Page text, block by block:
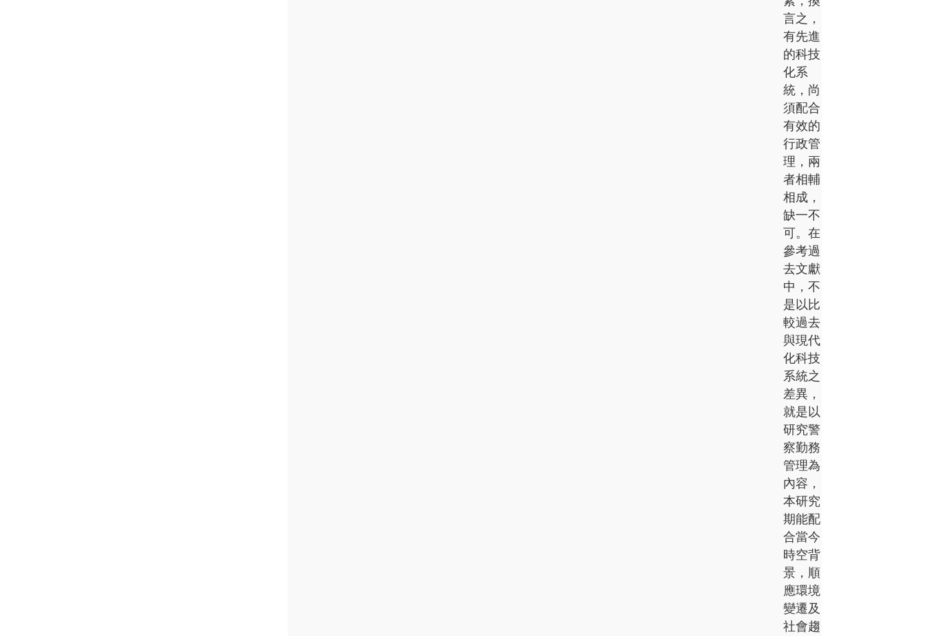
言之，
有先進
的科技
化系
統，尚
須配合
有效的
行政管
理，兩
者相輔
相成，
缺一不
可。在
參考過
去文獻
中，不
是以比
較過去
與現代
化科技
系統之
差異，
就是以
研究警
察勤務
管理為
內容，
本研究
期能配
合當今
時空背
景，順
應環境
變遷及
社會趨